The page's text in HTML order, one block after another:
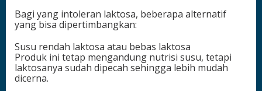
Bagi yang intoleran laktosa, beberapa alternatif
yang bisa dipertimbangkan:
Susu rendah laktosa atau bebas laktosa
Produk ini tetap mengandung nutrisi susu, tetapi
laktosanya sudah dipecah sehingga lebih mudah
dicerna.